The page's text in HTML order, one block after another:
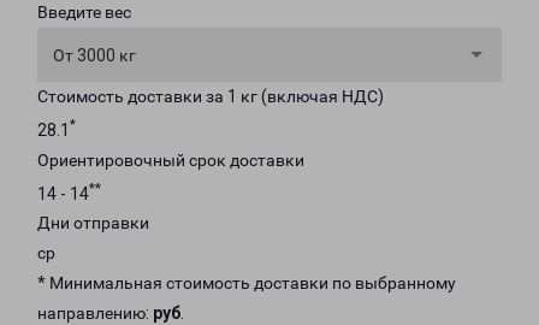
Введите вес
От 3000 кг
Стоимость доставки за 1 кг (включая НДС)
28.1 *
Ориентировочный срок доставки
14 - 14**
Дни отправки
ср
* Минимальная стоимость доставки по выбранному
направлению: руб.